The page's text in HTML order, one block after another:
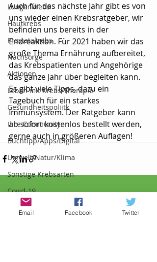
Lungenkrebs
Hautkrebs
Prostatakrebs
Nachsorge
Aktionen
Leben mit Krebs/Therapie
Gesundheitspoliitk
Ihre Community
Buchtipp/Apps/Digital
Umwelt/Natur/Klima
Sonstige Krebsarten
Covid-19
Auch für das nächste Jahr gibt es von
uns wieder einen Krebsratgeber, wir
befinden uns bereits in der
Endreaktion. Für 2021 haben wir das
große Thema Ernährung aufbereitet,
das Krebspatienten und Angehörige
das ganze Jahr über begleiten kann.
Es gibt viele Tipps, dazu ein
Tagebuch für ein starkes
Immunsystem. Der Ratgeber kann
ab sofort kostenlos bestellt werden,
gerne auch in größeren Auflagen!
Aktuelle Beiträge Alle ansehen
Email Facebook Twitter